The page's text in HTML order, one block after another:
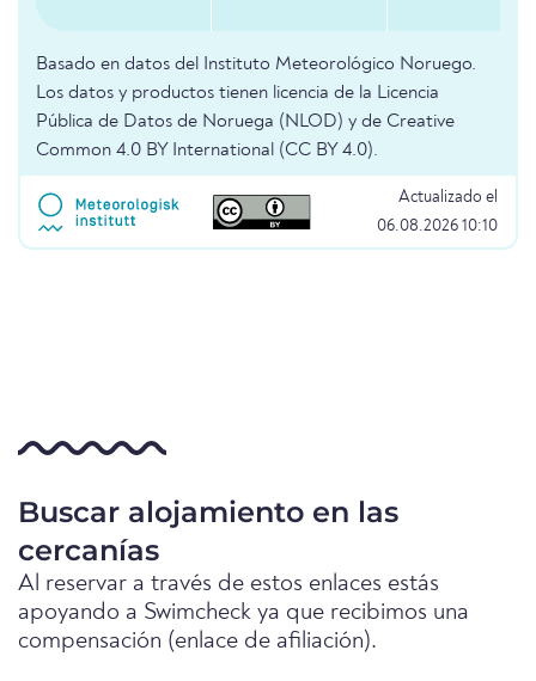
Basado en datos del Instituto Meteorológico Noruego.
Los datos y productos tienen licencia de la Licencia
Pública de Datos de Noruega (NLOD) y de Creative
Common 4.0 BY International (CC BY 4.0).
Actualizado el
06.08.2026 10:10
Buscar alojamiento en las
cercanías
Al reservar a través de estos enlaces estás
apoyando a Swimcheck ya que recibimos una
compensación (enlace de afiliación).